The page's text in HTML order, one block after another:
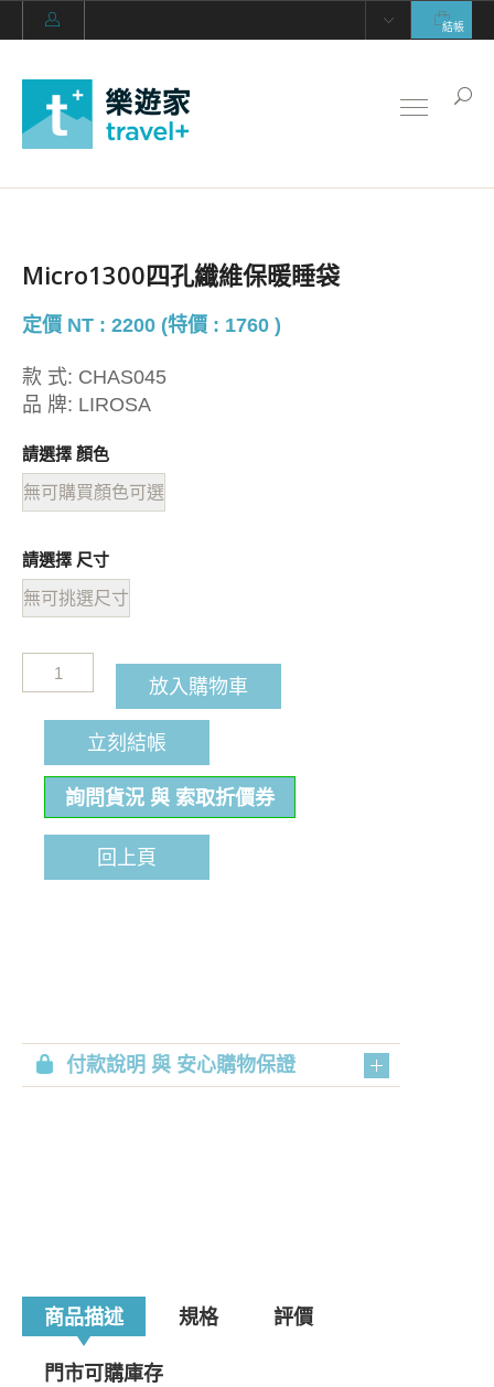
結帳
Micro1300四孔纖維保暖睡袋
定價 NT : 2200 (特價 : 1760 )
款 式: CHAS045
品 牌: LIROSA
請選擇 顏色
無可購買顏色可選
請選擇 尺寸
無可挑選尺寸
放入購物車
立刻結帳
詢問貨況 與 索取折價券
回上頁
付款說明 與 安心購物保證
商品描述 規格 評價
門市可購庫存